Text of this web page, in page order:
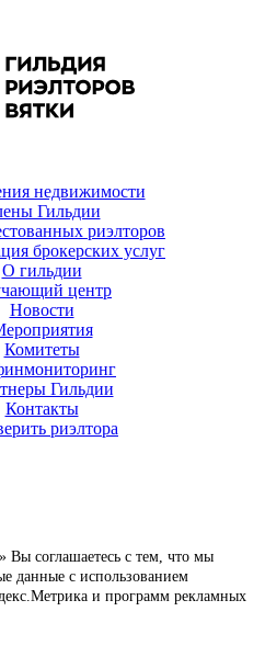
недвижимости
Гильдии
риэлторов
брокерских услуг
О гильдии
центр
Новости
Комитеты
Гильдии
Контакты
риэлтора
Вы соглашаетесь с тем, что мы
данные с использованием
и программ рекламных